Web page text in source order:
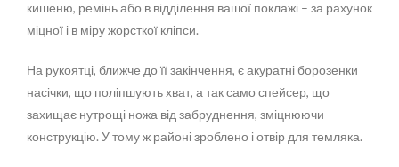
кишеню, ремінь або в відділення вашої поклажі – за рахунок
міцної і в міру жорсткої кліпси.
На рукоятці, ближче до її закінчення, є акуратні борозенки
насічки, що поліпшують хват, а так само спейсер, що
захищає нутрощі ножа від забруднення, зміцнюючи
конструкцію. У тому ж районі зроблено і отвір для темляка.